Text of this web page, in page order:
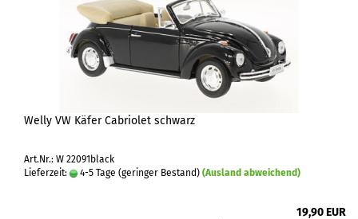
Welly VW Käfer Cabriolet schwarz
Art.Nr.: W 22091black
Lieferzeit:
4-5 Tage (geringer Bestand) (Ausland abweichend)
19,90 EUR